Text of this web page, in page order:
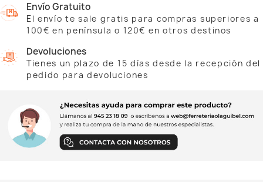
Envío Gratuito
El envío te sale gratis para compras superiores a
100€ en península o 120€ en otros destinos
Devoluciones
Tienes un plazo de 15 días desde la recepción del
pedido para devoluciones